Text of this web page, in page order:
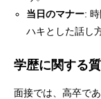
当日のマナー:
ハキとした話し
学歴に関する
面接では、高卒で